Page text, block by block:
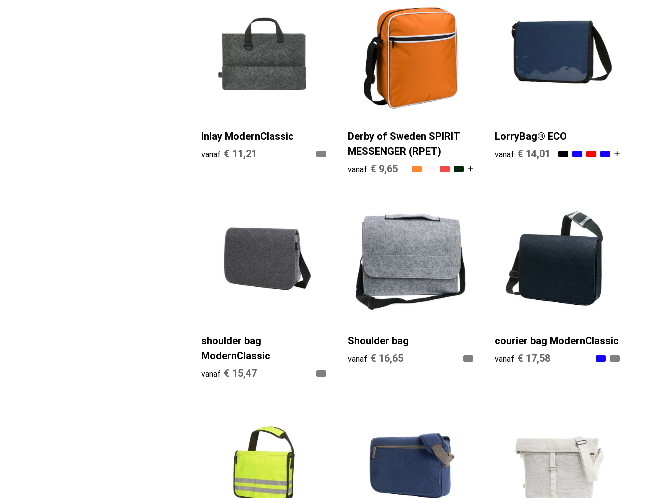
inlay ModernClassic
vanaf € 11,21
Derby of Sweden SPIRIT
MESSENGER (RPET)
vanaf € 9,65
LorryBag® ECO
vanaf € 14,01
shoulder bag
ModernClassic
vanaf € 15,47
Shoulder bag
vanaf € 16,65
courier bag ModernClassic
vanaf € 17,58